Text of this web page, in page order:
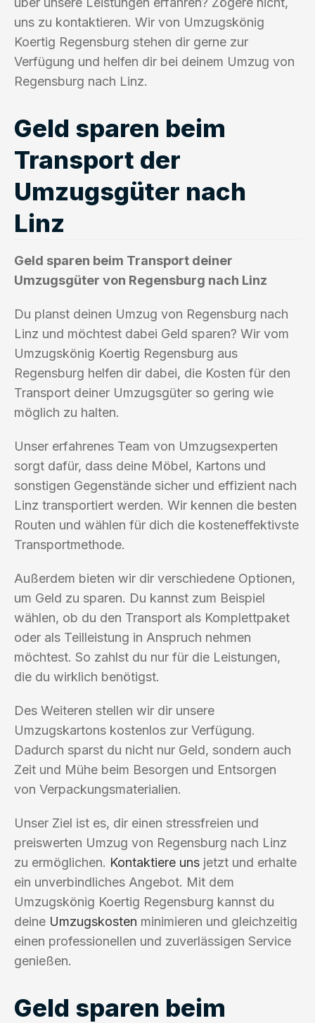
uns zu kontaktieren. Wir von Umzugskönig
Koertig Regensburg stehen dir gerne zur
Verfügung und helfen dir bei deinem Umzug von
Regensburg nach Linz.
Geld sparen beim
Transport der
Umzugsgüter nach
Linz
Geld sparen beim Transport deiner
Umzugsgüter von Regensburg nach Linz
Du planst deinen Umzug von Regensburg nach
Linz und möchtest dabei Geld sparen? Wir vom
Umzugskönig Koertig Regensburg aus
Regensburg helfen dir dabei, die Kosten für den
Transport deiner Umzugsgüter so gering wie
möglich zu halten.
Unser erfahrenes Team von Umzugsexperten
sorgt dafür, dass deine Möbel, Kartons und
sonstigen Gegenstände sicher und effizient nach
Linz transportiert werden. Wir kennen die besten
Routen und wählen für dich die kosteneffektivste
Transportmethode.
Außerdem bieten wir dir verschiedene Optionen,
um Geld zu sparen. Du kannst zum Beispiel
wählen, ob du den Transport als Komplettpaket
oder als Teilleistung in Anspruch nehmen
möchtest. So zahlst du nur für die Leistungen,
die du wirklich benötigst.
Des Weiteren stellen wir dir unsere
Umzugskartons kostenlos zur Verfügung.
Dadurch sparst du nicht nur Geld, sondern auch
Zeit und Mühe beim Besorgen und Entsorgen
von Verpackungsmaterialien.
Unser Ziel ist es, dir einen stressfreien und
preiswerten Umzug von Regensburg nach Linz
zu ermöglichen. Kontaktiere uns jetzt und erhalte
ein unverbindliches Angebot. Mit dem
Umzugskönig Koertig Regensburg kannst du
deine Umzugskosten minimieren und gleichzeitig
einen professionellen und zuverlässigen Service
genießen.
Geld sparen beim